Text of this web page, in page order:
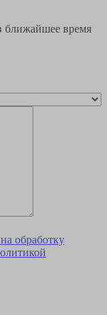
ближайшее время
обработку